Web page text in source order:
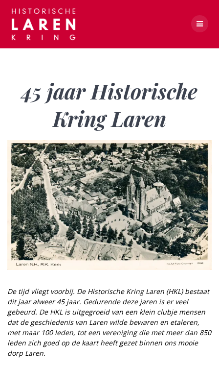
45 jaar Historische
Kring Laren
De tijd vliegt voorbij. De Historische Kring Laren (HKL) bestaat
dit jaar alweer 45 jaar. Gedurende deze jaren is er veel
gebeurd. De HKL is uitgegroeid van een klein clubje mensen
dat de geschiedenis van Laren wilde bewaren en etaleren,
met maar 100 leden, tot een vereniging die met meer dan 850
leden zich goed op de kaart heeft gezet binnen ons mooie
dorp Laren.